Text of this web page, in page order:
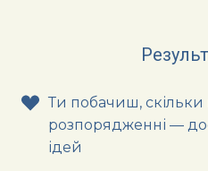
Ти побачиш, скільки
розпорядженні —
ідей